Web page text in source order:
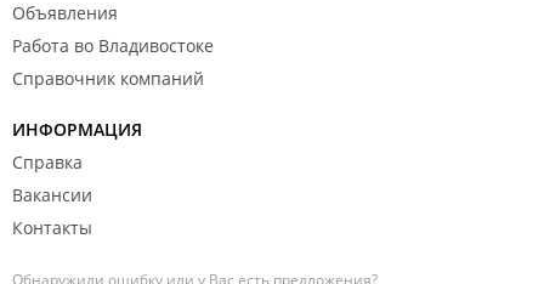
Объявления
Работа во Владивостоке
Справочник компаний
ИНФОРМАЦИЯ
Справка
Вакансии
Контакты
Обнаружили ошибку или у Вас есть предложения?